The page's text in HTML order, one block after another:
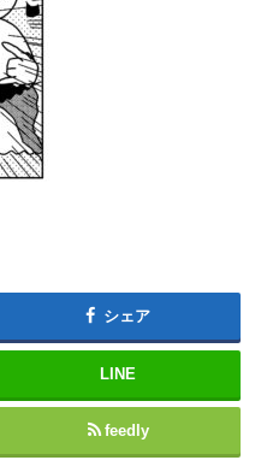
シェア
LINE
feedly